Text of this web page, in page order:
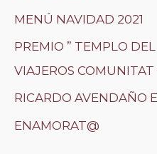
MENÚ NAVIDAD 2021
PREMIO ” TEMPLO
VIAJEROS
RICARDO AVENDAÑO
ENAMORAT@